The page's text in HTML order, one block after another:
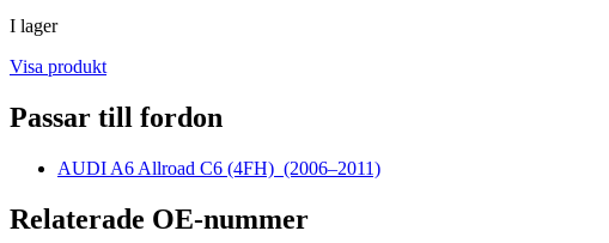
I lager
Visa produkt
Passar till fordon
AUDI A6 Allroad C6 (4FH) (2006–2011)
Relaterade OE-nummer